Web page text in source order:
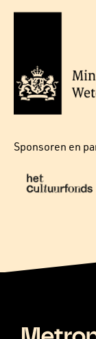
Sponsoren en